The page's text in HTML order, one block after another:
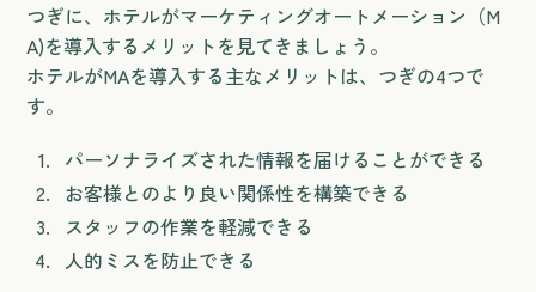
つぎに、ホテルがマーケティングオートメーション（M
A)を導入するメリットを見てきましょう。
ホテルがMAを導入する主なメリットは、つぎの4つで
す。
パーソナライズされた情報を届けることができる
お客様とのより良い関係性を構築できる
スタッフの作業を軽減できる
人的ミスを防止できる